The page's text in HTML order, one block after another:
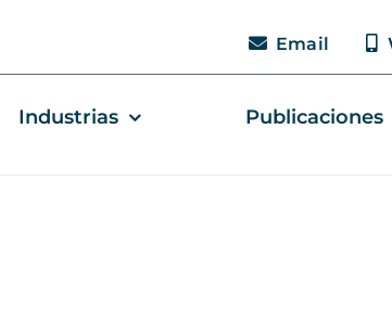
Email
Industrias Publicaciones